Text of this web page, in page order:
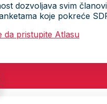
dozvoljava svim
koje pokreće
da pristupite Atlasu